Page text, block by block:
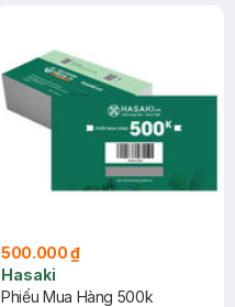
500.000 ₫
Hasaki
Phiếu Mua Hàng 500k